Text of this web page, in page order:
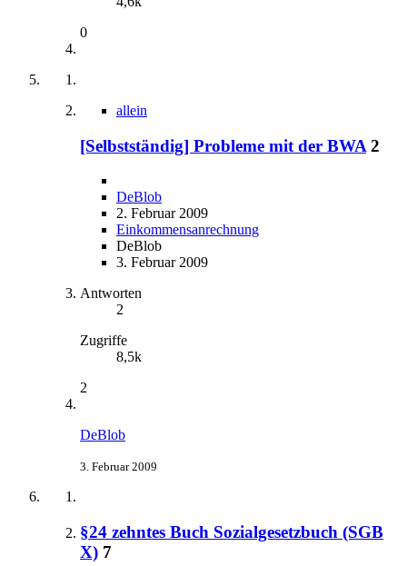
0
allein
[Selbstständig] Probleme mit der BWA 2
DeBlob
2. Februar 2009
Einkommensanrechnung
DeBlob
3. Februar 2009
Antworten
2
Zugriffe
8,5k
2
DeBlob
3. Februar 2009
§24 zehntes Buch Sozialgesetzbuch (SGB
X) 7